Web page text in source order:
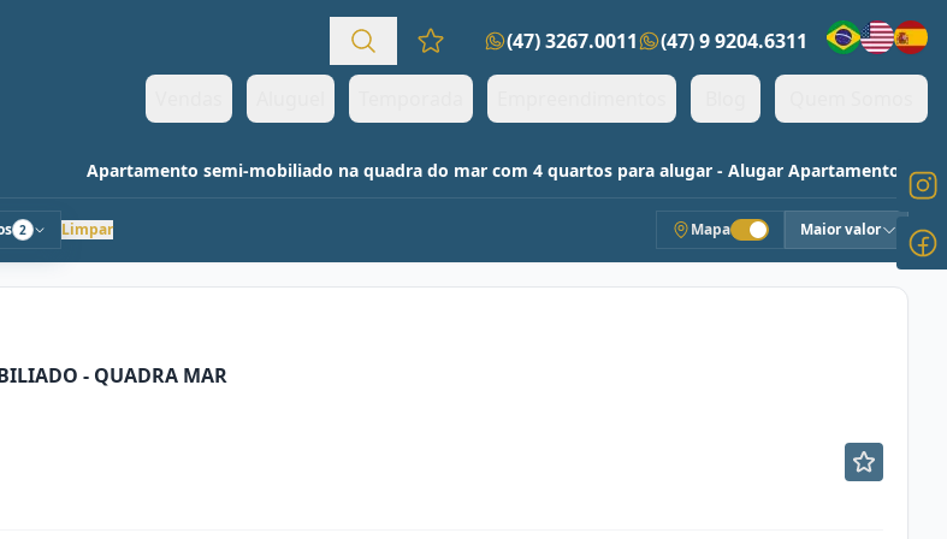
Favoritos (0 itens)
(47) 3267.0011 (47) 9 9204.6311
Apartamento semi-mobiliado na quadra do mar com 4 quartos para alugar - Alugar Apartamentos
2 Limpar Mapa Maior valor
- QUADRA MAR